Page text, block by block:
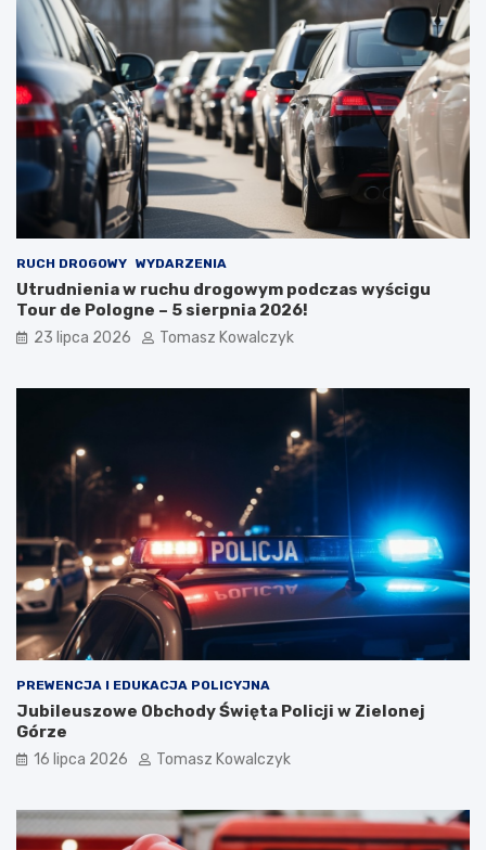
RUCH DROGOWY WYDARZENIA
Utrudnienia w ruchu drogowym podczas wyścigu
Tour de Pologne – 5 sierpnia 2026!
23 lipca 2026 Tomasz Kowalczyk
PREWENCJA I EDUKACJA POLICYJNA
Jubileuszowe Obchody Święta Policji w Zielonej
Górze
16 lipca 2026 Tomasz Kowalczyk